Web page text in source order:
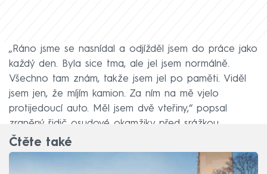
„Ráno jsme se nasnídal a odjížděl jsem do práce jako
každý den. Byla sice tma, ale jel jsem normálně.
Všechno tam znám, takže jsem jel po paměti. Viděl
jsem jen, že míjím kamion. Za ním na mě vjelo
protijedoucí auto. Měl jsem dvě vteřiny,“ popsal
zraněný řidič osudové okamžiky před srážkou.
Čtěte také